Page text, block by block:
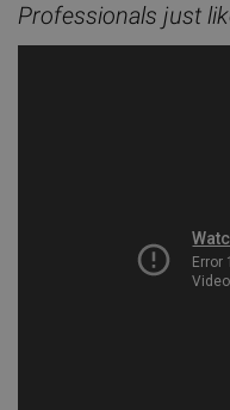
Professionals just